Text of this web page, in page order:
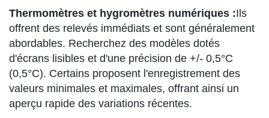
Thermomètres et hygromètres numériques :Ils
offrent des relevés immédiats et sont généralement
abordables. Recherchez des modèles dotés
d'écrans lisibles et d'une précision de +/- 0,5°C
(0,5°C). Certains proposent l'enregistrement des
valeurs minimales et maximales, offrant ainsi un
aperçu rapide des variations récentes.